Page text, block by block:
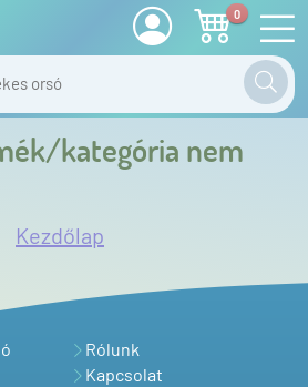
0
kategória nem
Kezdőlap
Rólunk
Kapcsolat